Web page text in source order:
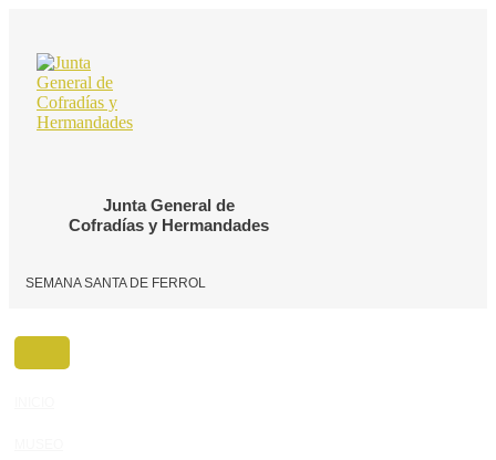
contenido
Junta General de
Cofradías y Hermandades
SEMANA SANTA DE FERROL